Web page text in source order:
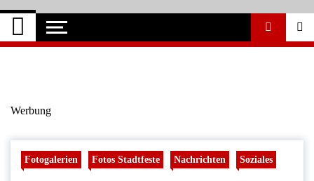
Husum-Online
Nachrichten
Nachrichten und Events für Husum und
Umgebung
Werbung
Fotogalerien Fotos Stadtfeste Nachrichten Soziales